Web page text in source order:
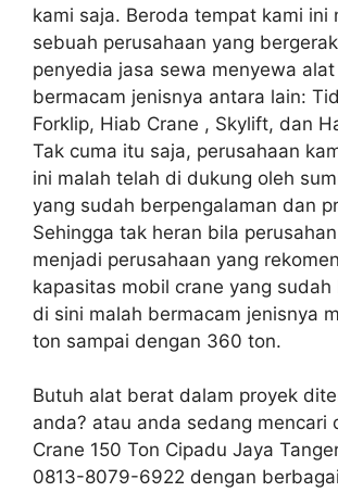
kami saja. Beroda tempat kami ini
sebuah perusahaan yang
penyedia jasa sewa menyewa
bermacam jenisnya antara lain:
Forklip, Hiab Crane , Skylift, dan
Tak cuma itu saja, perusahaan
ini malah telah di dukung oleh
yang sudah berpengalaman dan
Sehingga tak heran bila
menjadi perusahaan yang
kapasitas mobil crane yang sudah
di sini malah bermacam jenisnya
ton sampai dengan 360 ton.
Butuh alat berat dalam proyek
anda? atau anda sedang mencari
Crane 150 Ton Cipadu Jaya
0813-8079-6922 dengan